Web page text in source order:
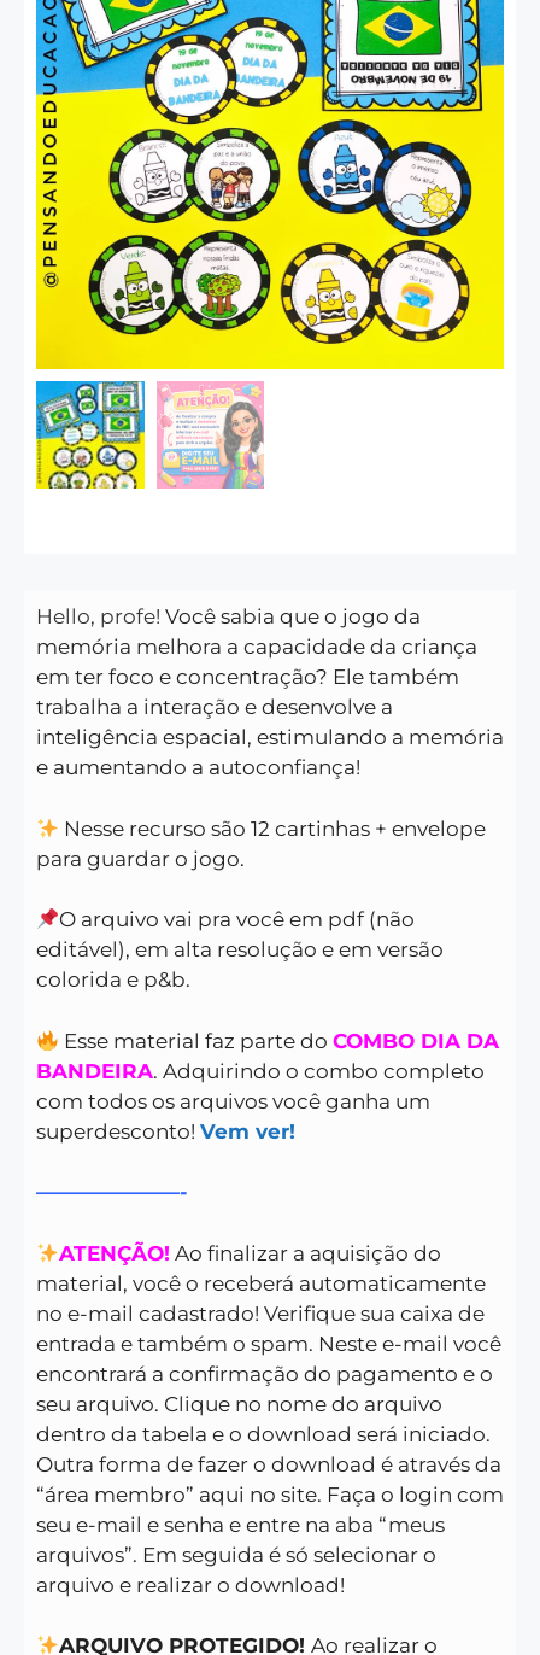
Hello, profe! Você sabia que o jogo da
memória melhora a capacidade da criança
em ter foco e concentração? Ele também
trabalha a interação e desenvolve a
inteligência espacial, estimulando a memória
e aumentando a autoconfiança!
Nesse recurso são 12 cartinhas + envelope
para guardar o jogo.
O arquivo vai pra você em pdf (não
editável), em alta resolução e em versão
colorida e p&b.
Esse material faz parte doCOMBO DIA DA
BANDEIRA. Adquirindo o combo completo
com todos os arquivos você ganha um
superdesconto! Vem ver!
———————-
ATENÇÃO! Ao finalizar a aquisição do
material, você o receberá automaticamente
no e-mail cadastrado! Verifique sua caixa de
entrada e também o spam. Neste e-mail você
encontrará a confirmação do pagamento e o
seu arquivo. Clique no nome do arquivo
dentro da tabela e o download será iniciado.
Outra forma de fazer o download é através da
“área membro” aqui no site. Faça o login com
seu e-mail e senha e entre na aba “meus
arquivos”. Em seguida é só selecionar o
arquivo e realizar o download!
ARQUIVO PROTEGIDO!Ao realizar o